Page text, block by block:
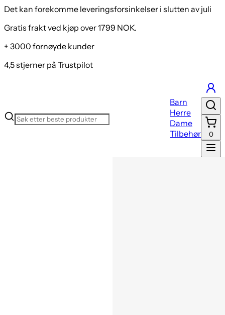
Det kan forekomme leveringsforsinkelser i slutten av juli
Gratis frakt ved kjøp over 1799 NOK.
+ 3000 fornøyde kunder
4,5 stjerner på Trustpilot
Barn
Herre
Dame
Tilbehør
0